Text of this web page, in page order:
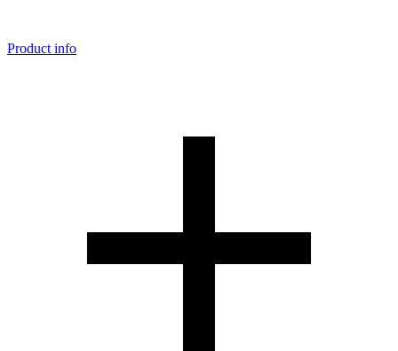
Product info